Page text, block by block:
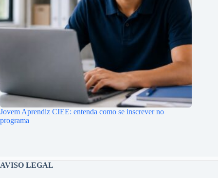
Jovem Aprendiz CIEE: entenda como se inscrever no
programa
AVISO LEGAL